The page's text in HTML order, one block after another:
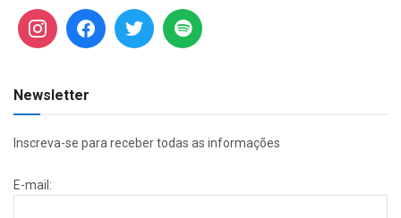
Newsletter
Inscreva-se para receber todas as informações
E-mail: